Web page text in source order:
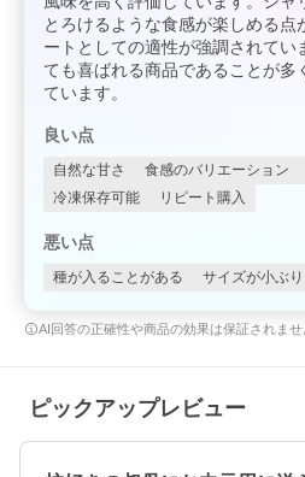
とろけるような食感が楽しめる点
ートとしての適性が強調されてい
ても喜ばれる商品であることが多
ています。
良い点
自然な甘さ 食感のバリエーション
冷凍保存可能
リピート購入
悪い点
種が入ることがある サイズが小ぶり
AI回答の正確性や商品の効果は保証されませ
ピックアップレビュー